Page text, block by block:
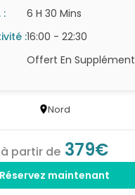
:
6 H 30 Mins
:16:00 - 22:30
Offert En Supplément
Nord
à partir de 379€
Réservez maintenant